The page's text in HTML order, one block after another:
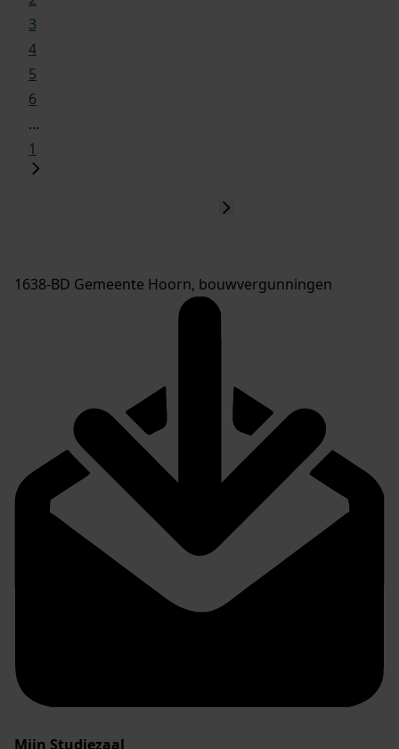
3
4
5
6
...
1
1638-BD Gemeente Hoorn, bouwvergunningen
Mijn Studiezaal